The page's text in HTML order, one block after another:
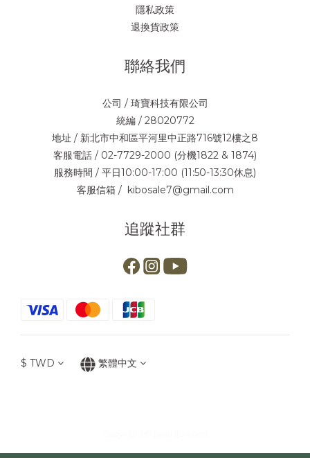
隱私政策
退換貨政策
聯絡我們
公司 / 琦寶科技有限公司
統編 / 28020772
地址 / 新北市中和區平河里中正路716號12樓之8
客服電話 / 02-7729-2000 (分機1822 & 1874)
服務時間 / 平日10:00-17:00 (11:50-13:30休息)
客服信箱 / kibosale7@gmail.com
追蹤社群
$ TWD 繁體中文